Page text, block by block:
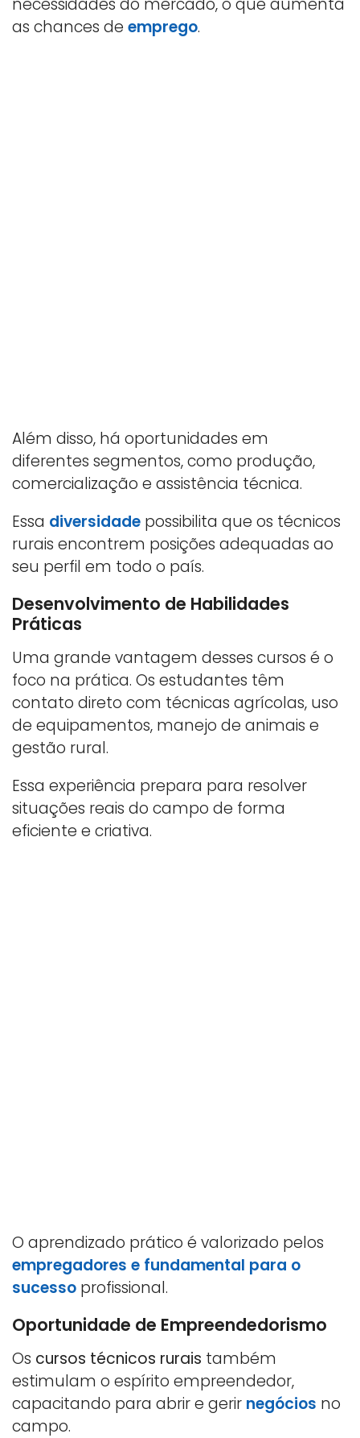
as chances de emprego.
Além disso, há oportunidades em
diferentes segmentos, como produção,
comercialização e assistência técnica.
Essa diversidade possibilita que os técnicos
rurais encontrem posições adequadas ao
seu perfil em todo o país.
Desenvolvimento de Habilidades
Práticas
Uma grande vantagem desses cursos é o
foco na prática. Os estudantes têm
contato direto com técnicas agrícolas, uso
de equipamentos, manejo de animais e
gestão rural.
Essa experiência prepara para resolver
situações reais do campo de forma
eficiente e criativa.
O aprendizado prático é valorizado pelos
empregadores e fundamental para o
sucesso profissional.
Oportunidade de Empreendedorismo
Os cursos técnicos rurais também
estimulam o espírito empreendedor,
capacitando para abrir e gerir negócios no
campo.